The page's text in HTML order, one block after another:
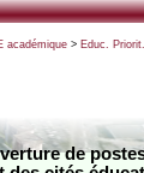
académique> Educ.
de